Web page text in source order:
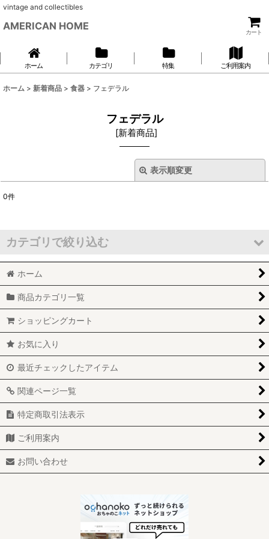
vintage and collectibles
AMERICAN HOME
カート
ホーム カテゴリ 特集 ご利用案内
ホーム > 新着商品 > 食器 > フェデラル
フェデラル
[新着商品]
表示順変更
並び順:
0件
カテゴリで絞り込む
食器 (全商品)
ファイヤーキング
パイレックス
ヘーゼルアトラス
グラスベイク
シエスタウェア
ギャラクシー
ホーム
商品カテゴリ一覧
ショッピングカート
お気に入り
最近チェックしたアイテム
関連ページ一覧
特定商取引法表示
ご利用案内
お問い合わせ